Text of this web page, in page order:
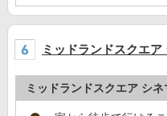
ミッドランドスクエア
ミッドランドスクエア シ